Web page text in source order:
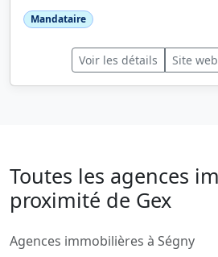
Mandataire
Voir les détails Site
Toutes les agences
proximité de Gex
Agences immobilières à Ségny